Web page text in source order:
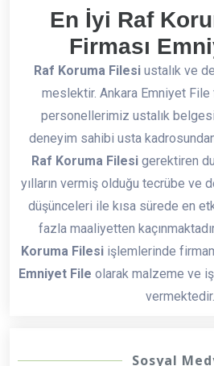
En İyi Raf
Firması
Raf Koruma Filesiustalık ve
meslektir. Ankara Emniyet File
personellerimiz ustalık
deneyim sahibi usta
Raf Koruma Filesi gerektiren
yılların vermiş olduğu tecrübe ve
düşünceleri ile kısa sürede en
fazla maaliyetten
Koruma Filesi işlemlerinde
Emniyet File olarak malzeme ve
vermektedir.
Sosyal